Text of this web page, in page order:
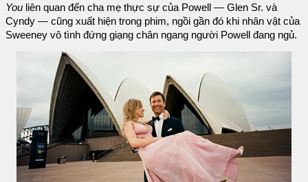
You liên quan đến cha mẹ thực sự của Powell — Glen Sr. và
Cyndy — cũng xuất hiện trong phim, ngồi gần đó khi nhân vật của
Sweeney vô tình đứng giạng chân ngang người Powell đang ngủ.